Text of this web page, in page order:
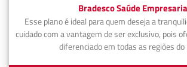
Bradesco Saúde
Esse plano é ideal para quem deseja a
cuidado com a vantagem de ser exclusivo, pois
diferenciado em todas as regiões do